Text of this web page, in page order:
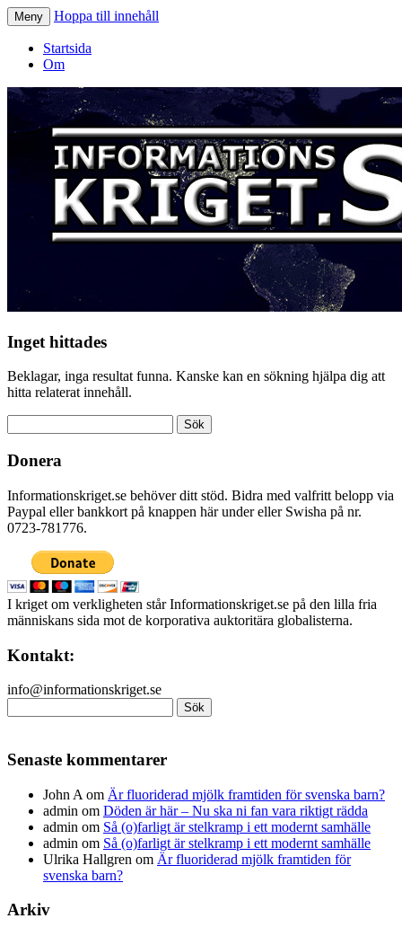
Informationskriget.se
Meny Hoppa till innehåll
Startsida
Om
Inget hittades
Beklagar, inga resultat funna. Kanske kan en sökning hjälpa dig att
hitta relaterat innehåll.
efter:
Donera
Informationskriget.se behöver ditt stöd. Bidra med valfritt belopp via
Paypal eller bankkort på knappen här under eller Swisha på nr.
0723-781776.
I kriget om verkligheten står Informationskriget.se på den lilla fria
människans sida mot de korporativa auktoritära globalisterna.
Kontakt:
info@informationskriget.se
efter:
Senaste kommentarer
John A om Är fluoriderad mjölk framtiden för svenska barn?
admin om Döden är här – Nu ska ni fan vara riktigt rädda
admin om Så (o)farligt är stelkramp i ett modernt samhälle
admin om Så (o)farligt är stelkramp i ett modernt samhälle
Ulrika Hallgren om Är fluoriderad mjölk framtiden för
svenska barn?
Arkiv